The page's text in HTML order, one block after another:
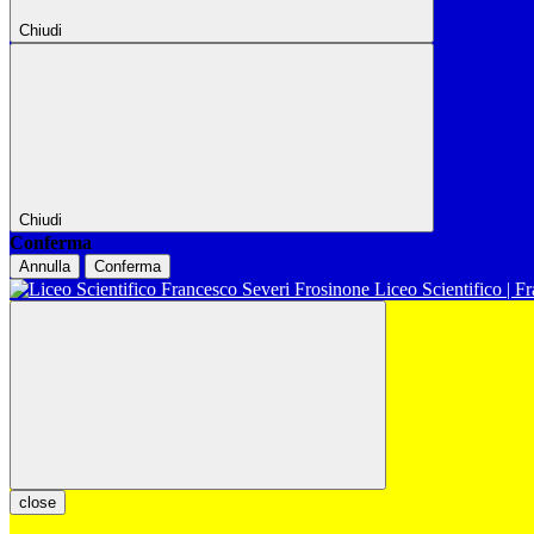
Chiudi
Chiudi
Conferma
Annulla Conferma
Liceo Scientifico |
close